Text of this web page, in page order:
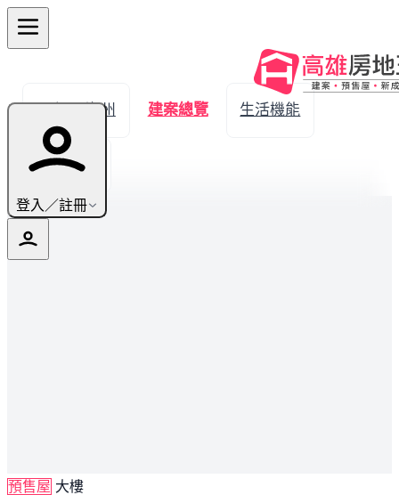
登入／註冊
← 返回潮州 建案總覽 生活機能
實價登錄
預售屋 大樓